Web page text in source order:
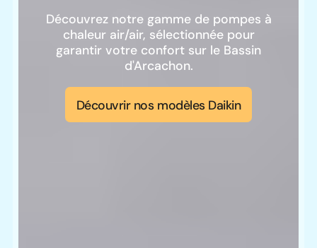
Découvrez notre gamme de pompes à
chaleur air/air, sélectionnée pour
garantir votre confort sur le Bassin
d'Arcachon.
Découvrir nos modèles Daikin